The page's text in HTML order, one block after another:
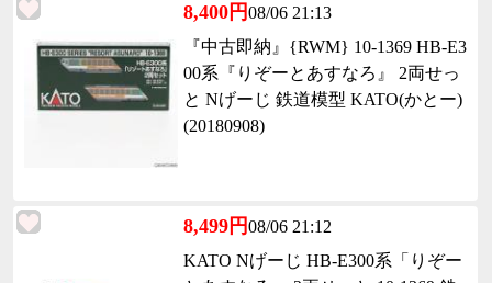
8,400円08/06 21:13
『中古即納』{RWM} 10-1369 HB-E3
00系『りぞーとあすなろ』 2両せっ
と Nげーじ 鉄道模型 KATO(かとー)
(20180908)
8,499円08/06 21:12
KATO Nげーじ HB-E300系「りぞー